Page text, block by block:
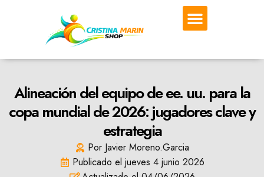
Alineación del equipo de ee. uu. para la
copa mundial de 2026: jugadores clave y
estrategia
PorJavier Moreno.Garcia
Publicado el jueves 4 junio 2026